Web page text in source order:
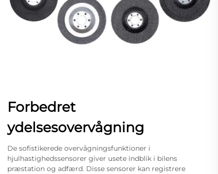
Forbedret
ydelsesovervågning
De sofistikerede overvågningsfunktioner i
hjulhastighedssensorer giver usete indblik i bilens
præstation og adfærd. Disse sensorer kan registrere